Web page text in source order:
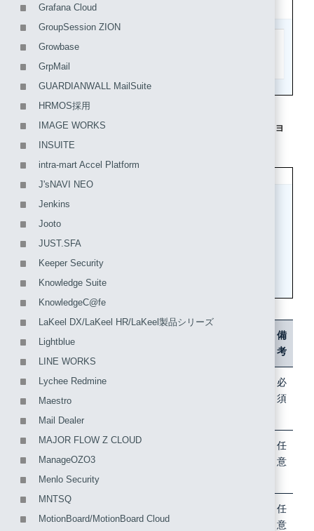
4. アプリケーション情報を入力して、「アプリケーショ
ンを追加する」をクリックします。
備
考
アプリケ
ーション
例）Amazon WorkSpaces
必
須
アプリケ
ーション
の説明
例）あらゆるワークロードに対応する、
安全で信頼性の高いフルマネージド型仮
想デスクトップ
任
意
ーション
任
意
Grafana Cloud
GroupSession ZION
Growbase
GrpMail
GUARDIANWALL MailSuite
HRMOS採用
IMAGE WORKS
INSUITE
intra-mart Accel Platform
J'sNAVI NEO
Jenkins
Jooto
JUST.SFA
Keeper Security
Knowledge Suite
KnowledgeC@fe
LaKeel DX/LaKeel HR/LaKeel製品シリーズ
Lightblue
LINE WORKS
Lychee Redmine
Maestro
Mail Dealer
MAJOR FLOW Z CLOUD
ManageOZO3
Menlo Security
MNTSQ
MotionBoard/MotionBoard Cloud